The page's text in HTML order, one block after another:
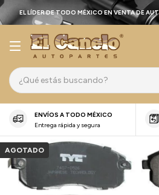
EL LÍDER DE TODO MÉXICO EN VENTA DE
ENVÍOS A TODO MÉXICO
Entrega rápida y segura
AGOTADO